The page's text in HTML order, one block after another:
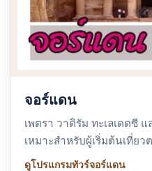
จอร์แดน
เพตรา วาดิรัม ทะเลเดดซี
เหมาะสำหรับผู้เริ่มต้นเที่ยว
ดูโปรแกรมทัวร์จอร์แดน